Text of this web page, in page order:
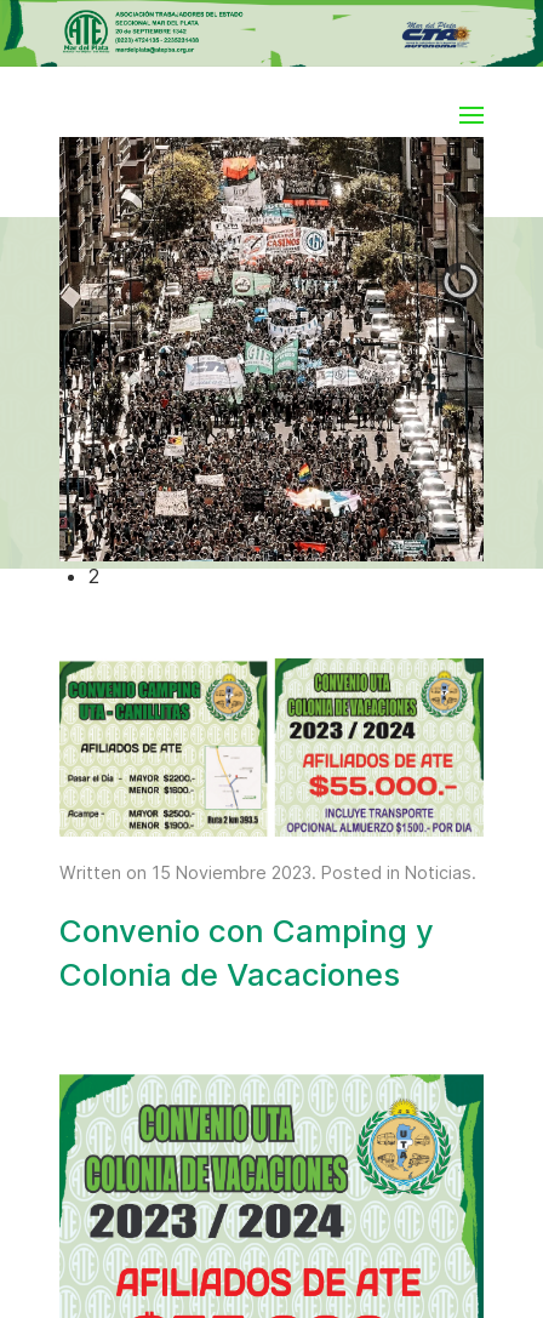
Horario de Atención de 8 a 15hs
0
1
2
Written on 15 Noviembre 2023. Posted in Noticias.
Convenio con Camping y
Colonia de Vacaciones